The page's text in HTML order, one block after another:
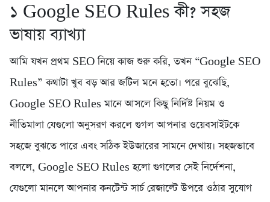
১️ Google SEO Rules কী? সহজ
ভাষায় ব্যাখ্যা
আমি যখন প্রথম SEO নিয়ে কাজ শুরু করি, তখন “Google SEO
Rules” কথাটা খুব বড় আর জটিল মনে হতো। পরে বুঝেছি,
Google SEO Rules মানে আসলে কিছু নির্দিষ্ট নিয়ম ও
নীতিমালা যেগুলো অনুসরণ করলে গুগল আপনার ওয়েবসাইটকে
সহজে বুঝতে পারে এবং সঠিক ইউজারের সামনে দেখায়। সহজভাবে
বললে, Google SEO Rules হলো গুগলের সেই নির্দেশনা,
যেগুলো মানলে আপনার কনটেন্ট সার্চ রেজাল্টে উপরে ওঠার সুযোগ